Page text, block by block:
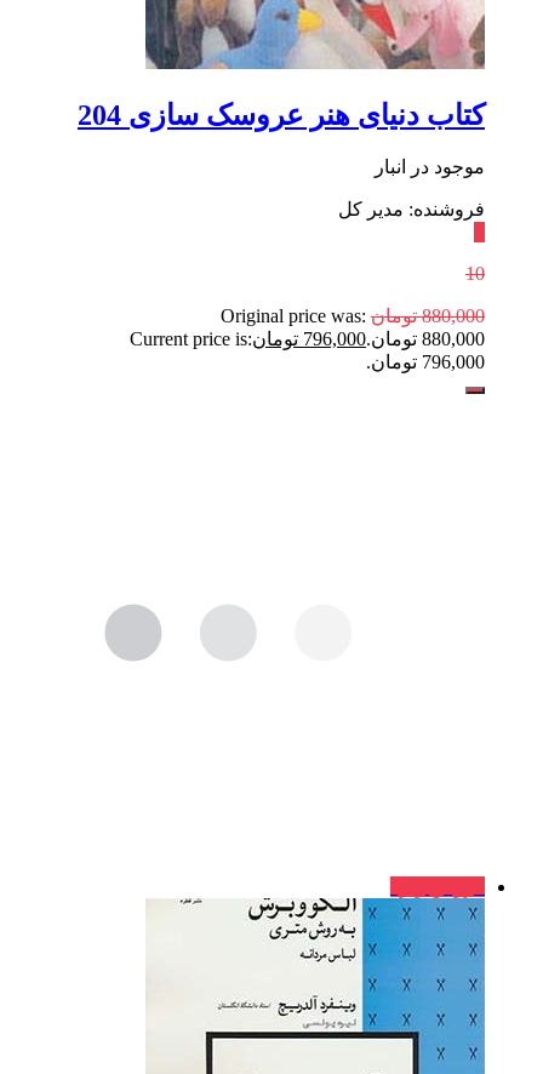
کتاب دنیای هنر عروسک سازی 204
موجود در انبار
فروشنده: مدیر کل
10
880,000 تومان Original price was:
880,000 تومان.
796,000 تومانCurrent price is:
796,000 تومان.